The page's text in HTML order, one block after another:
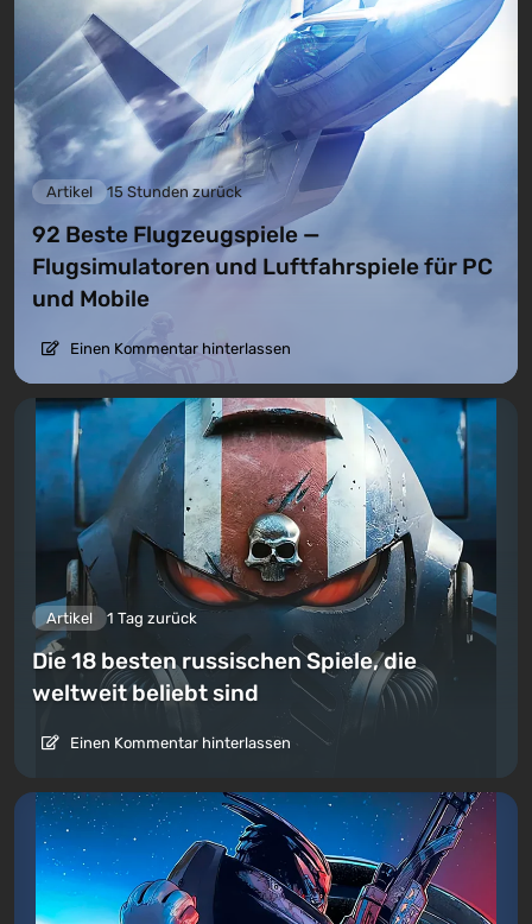
Artikel 15 Stunden zurück
92 Beste Flugzeugspiele —
Flugsimulatoren und Luftfahrspiele für PC
und Mobile
Einen Kommentar hinterlassen
Artikel 1 Tag zurück
Die 18 besten russischen Spiele, die
weltweit beliebt sind
Einen Kommentar hinterlassen